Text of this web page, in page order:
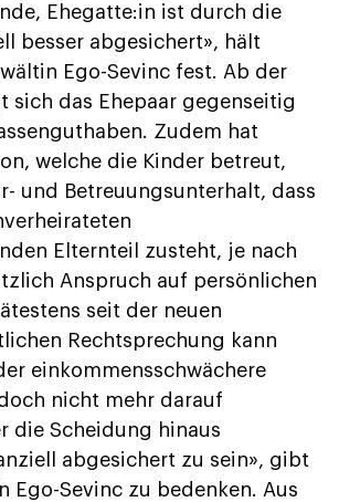
Ehegatte:in ist durch die
besser abgesichert», hält
Ego-Sevinc fest. Ab der
sich das Ehepaar gegenseitig
Zudem hat
welche die Kinder betreut,
und Betreuungsunterhalt, dass
Elternteil zusteht, je nach
Anspruch auf persönlichen
seit der neuen
Rechtsprechung kann
einkommensschwächere
nicht mehr darauf
die Scheidung hinaus
abgesichert zu sein», gibt
Ego-Sevinc zu bedenken. Aus